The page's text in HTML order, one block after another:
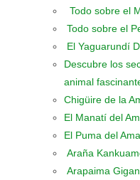
Todo sobre el
Todo sobre el
El Yaguarundí
Descubre los
animal
Chigüire de la
El Manatí del
El Puma del
Araña
Arapaima